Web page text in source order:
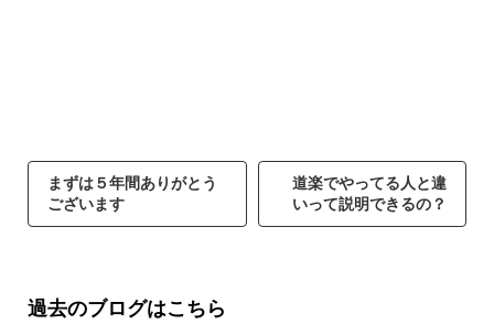
まずは５年間ありがとう
ございます
道楽でやってる人と違
いって説明できるの？
過去のブログはこちら